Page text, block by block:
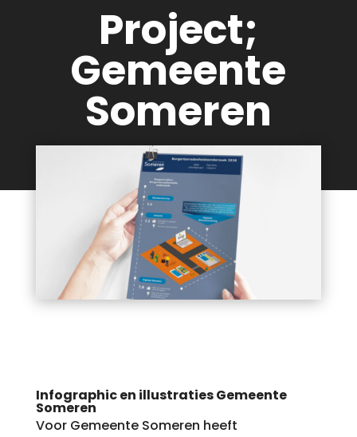
Project;
Gemeente
Someren
Infographic en illustraties Gemeente
Someren
Voor Gemeente Someren heeft